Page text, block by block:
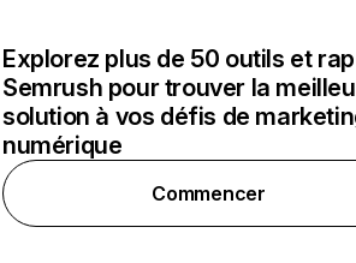
Explorez plus de 50 outils et
Semrush pour trouver la
solution à vos défis de
numérique
Commencer